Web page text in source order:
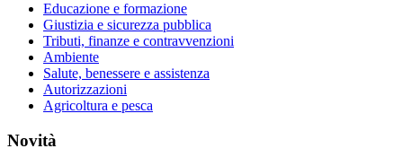
Educazione e formazione
Giustizia e sicurezza pubblica
Tributi, finanze e contravvenzioni
Ambiente
Salute, benessere e assistenza
Autorizzazioni
Agricoltura e pesca
Novità